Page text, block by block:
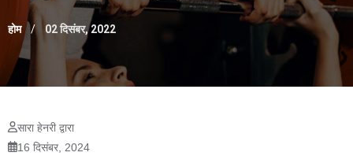
होम 02 दिसंबर, 2022
सारा हेनरी द्वारा
16 दिसंबर, 2024